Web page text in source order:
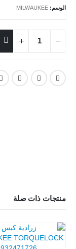
الوسم: MILWAUKEE
منتجات ذات صلة